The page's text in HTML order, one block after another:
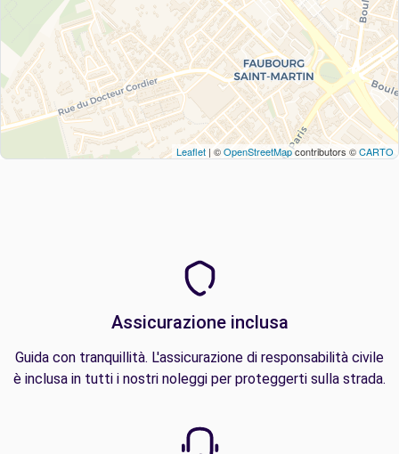
Leaflet | ©OpenStreetMapcontributors ©CARTO
Assicurazione inclusa
Guida con tranquillità. L'assicurazione di responsabilità civile
è inclusa in tutti i nostri noleggi per proteggerti sulla strada.